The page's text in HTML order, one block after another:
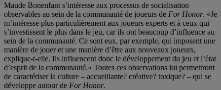
Maude Bonenfant s’intéresse aux processus de socialisation
observables au sein de la communauté de joueurs de For Honor. «Je
m’intéresse plus particulièrement aux joueurs experts et à ceux qui
s’investissent le plus dans le jeu, car ils ont beaucoup d’influence au
sein de la communauté. Ce sont eux, par exemple, qui imposent une
manière de jouer et une manière d’être aux nouveaux joueurs,
explique-t-elle. Ils influencent donc le développement du jeu et l’état
d’esprit de la communauté.» Toutes ces observations lui permettront
de caractériser la culture – accueillante? créative? toxique? – qui se
développe autour de For Honor.